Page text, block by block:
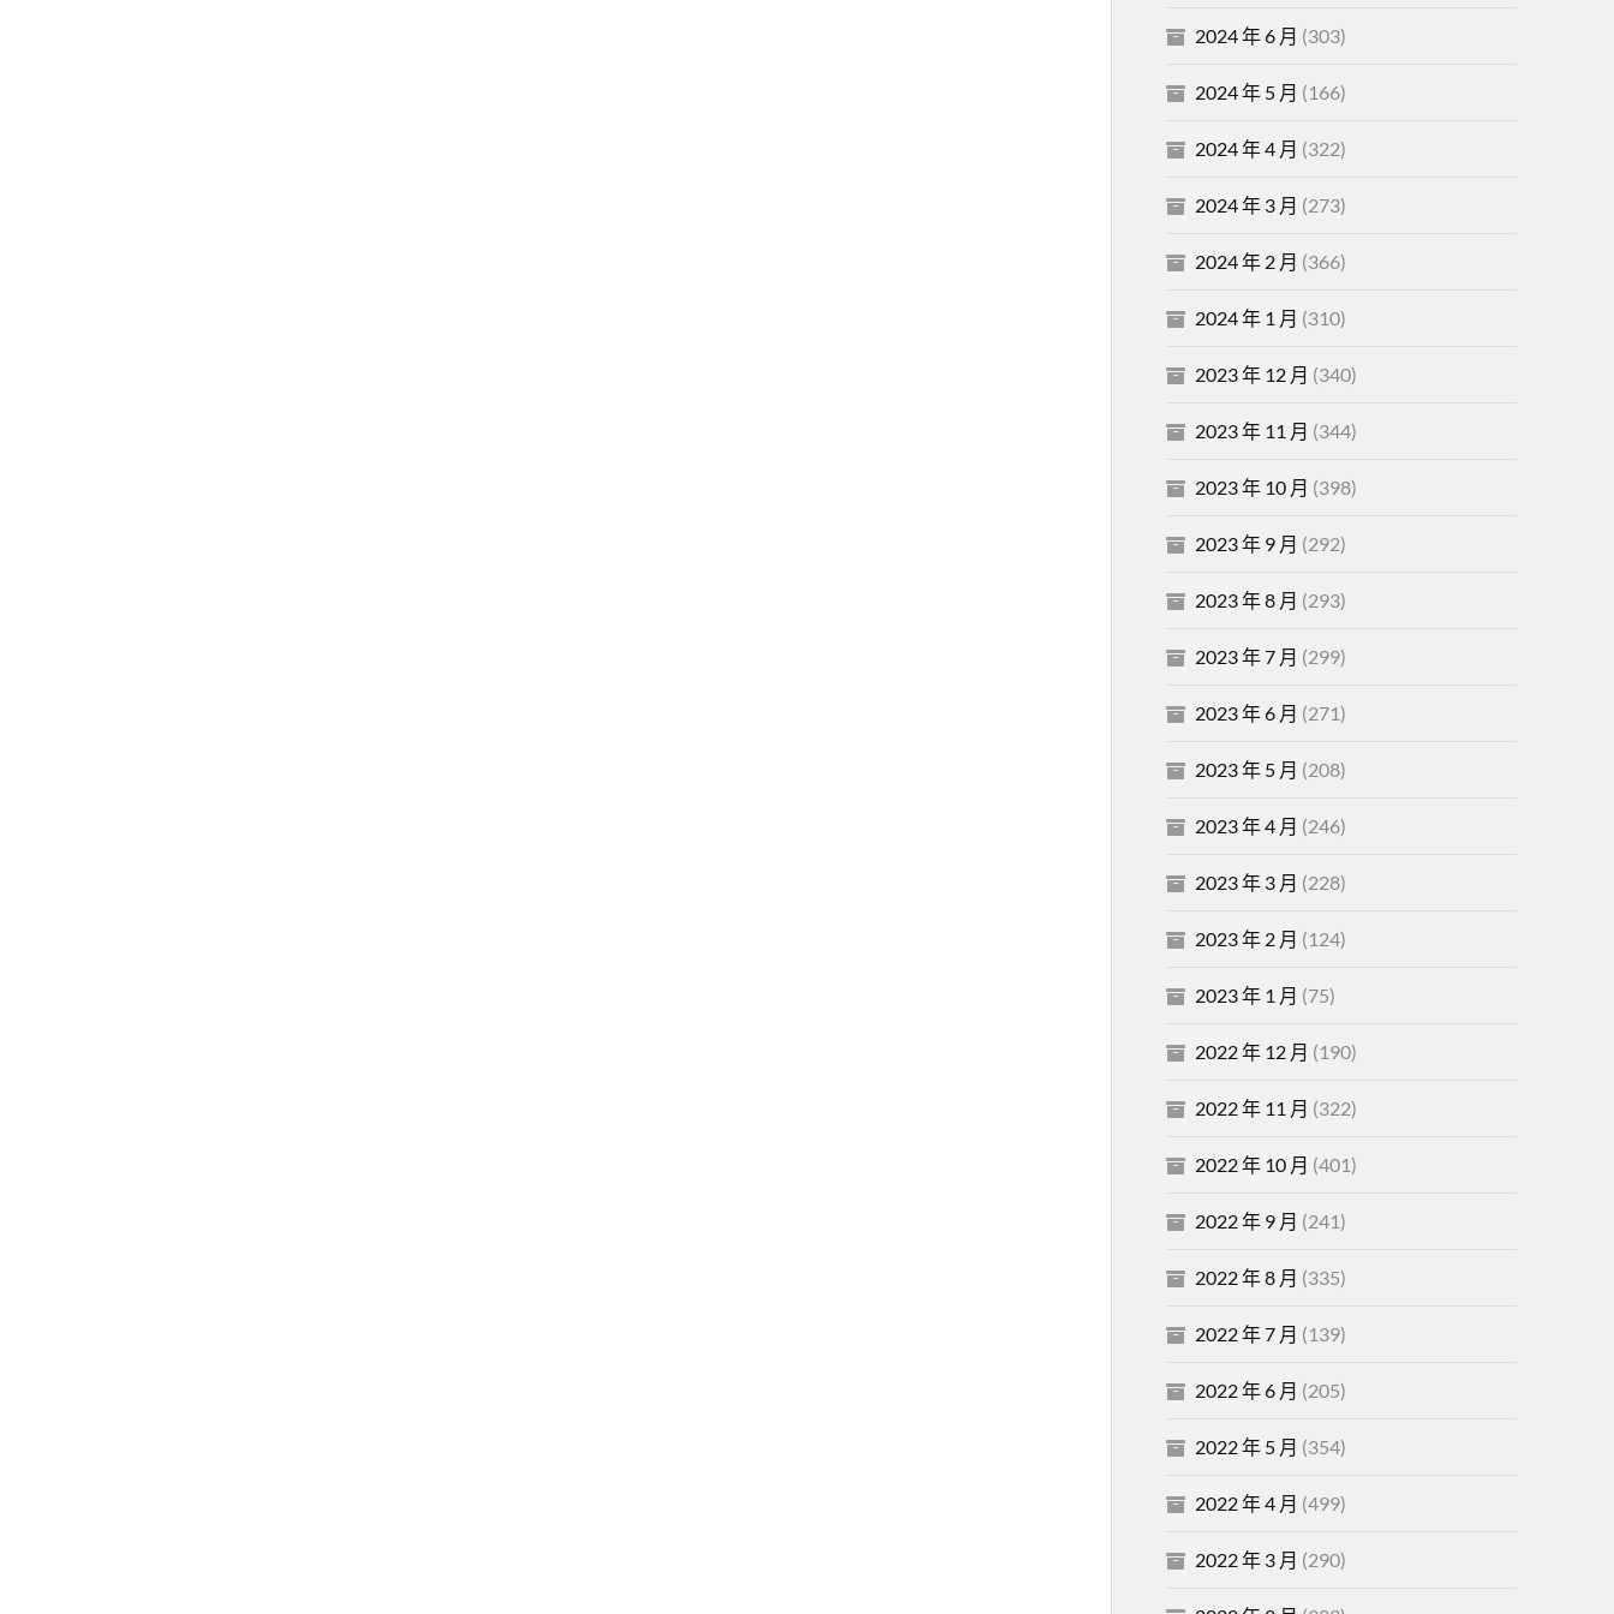
2024 年 6 月 (303)
2024 年 5 月 (166)
2024 年 4 月 (322)
2024 年 3 月 (273)
2024 年 2 月 (366)
2024 年 1 月 (310)
2023 年 12 月 (340)
2023 年 11 月 (344)
2023 年 10 月 (398)
2023 年 9 月 (292)
2023 年 8 月 (293)
2023 年 7 月 (299)
2023 年 6 月 (271)
2023 年 5 月 (208)
2023 年 4 月 (246)
2023 年 3 月 (228)
2023 年 2 月 (124)
2023 年 1 月 (75)
2022 年 12 月 (190)
2022 年 11 月 (322)
2022 年 10 月 (401)
2022 年 9 月 (241)
2022 年 8 月 (335)
2022 年 7 月 (139)
2022 年 6 月 (205)
2022 年 5 月 (354)
2022 年 4 月 (499)
2022 年 3 月 (290)